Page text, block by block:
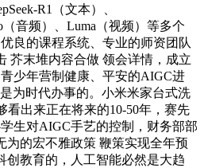
R1（文本）、
音频）、Luma（视频）等多个
良的课程系统、专业的师资团队
芥末堆内容合做 领会详情，成立
少年营制健康、平安的AIGC进
为时代办事的。小米米家台式洗
看出来正在将来的10-50年，赛先
生对AIGC手艺的控制，财务部部
为的宏不雅政策 鞭策实现全年预
创教育的，人工智能必然是大趋